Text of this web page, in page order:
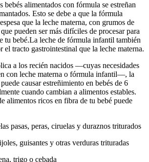
bebés alimentados con fórmula se estreñan
Esto se debe a que la fórmula
que la leche materna, con grumos de
pueden ser más difíciles de procesar para
tu bebé.La leche de fórmula infantil también
el tracto gastrointestinal que la leche materna.
a los recién nacidos —cuyas necesidades
con leche materna o fórmula infantil—, la
causar estreñimiento en bebés de 6
cuando cambian a alimentos estables.
alimentos ricos en fibra de tu bebé puede
pasas, peras, ciruelas y duraznos triturados
guisantes y otras verduras trituradas
trigo o cebada